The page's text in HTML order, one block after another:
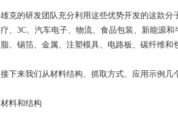
雄克的研发团队充分利用这些优势开发的这款
疗、3C、汽车电子、物流、食品包装、新能源
脂、锡箔、金属、注塑模具、电路板、碳纤维和
接下来我们从材料结构、抓取方式、应用示例几
材料和结构